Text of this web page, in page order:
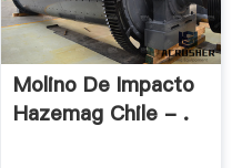
Molino De Impacto
Hazemag Chile - .